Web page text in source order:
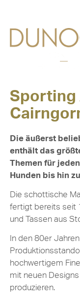
Sporting
Die äußerst
enthält das
Themen für
Hunden bis hin
Die schottische
fertigt bereits seit
und Tassen aus
In den 80er
hochwertigem
mit neuen
produzieren.